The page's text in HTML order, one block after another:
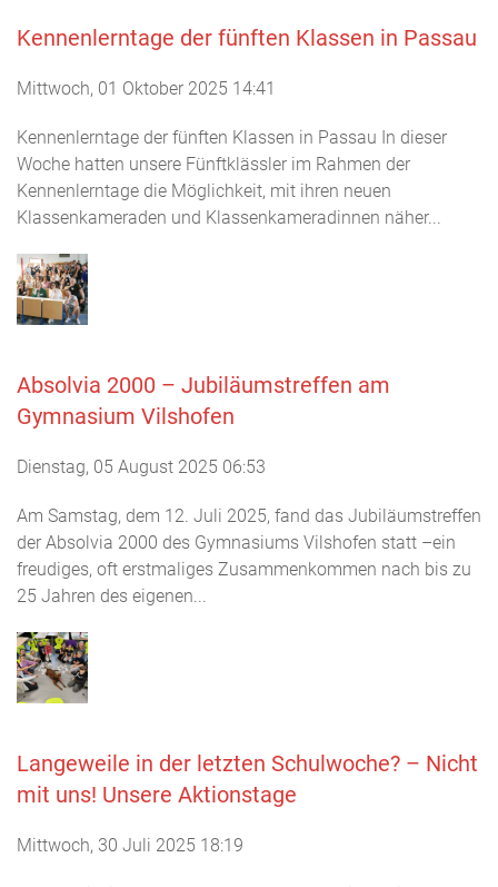
Kennenlerntage der fünften Klassen in Passau
Mittwoch, 01 Oktober 2025 14:41
Kennenlerntage der fünften Klassen in Passau In dieser
Woche hatten unsere Fünftklässler im Rahmen der
Kennenlerntage die Möglichkeit, mit ihren neuen
Klassenkameraden und Klassenkameradinnen näher...
Absolvia 2000 – Jubiläumstreffen am
Gymnasium Vilshofen
Dienstag, 05 August 2025 06:53
Am Samstag, dem 12. Juli 2025, fand das Jubiläumstreffen
der Absolvia 2000 des Gymnasiums Vilshofen statt –ein
freudiges, oft erstmaliges Zusammenkommen nach bis zu
25 Jahren des eigenen...
Langeweile in der letzten Schulwoche? – Nicht
mit uns! Unsere Aktionstage
Mittwoch, 30 Juli 2025 18:19